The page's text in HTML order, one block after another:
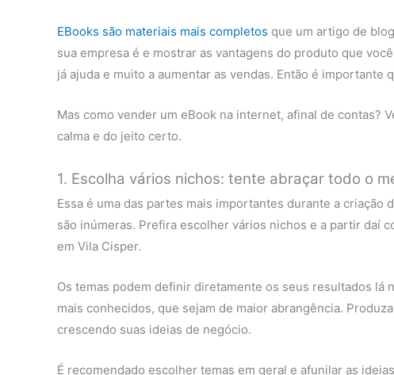
EBooks são materiais mais completos que um artigo de
sua empresa é e mostrar as vantagens do produto que
já ajuda e muito a aumentar as vendas. Então é
Mas como vender um eBook na internet, afinal de contas?
calma e do jeito certo.
1. Escolha vários nichos: tente abraçar todo o
Essa é uma das partes mais importantes durante a
são inúmeras. Prefira escolher vários nichos e a partir daí
em Vila Cisper.
Os temas podem definir diretamente os seus resultados lá
mais conhecidos, que sejam de maior abrangência.
crescendo suas ideias de negócio.
É recomendado escolher temas em geral e afunilar as